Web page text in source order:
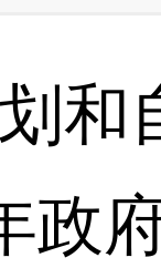
和
政